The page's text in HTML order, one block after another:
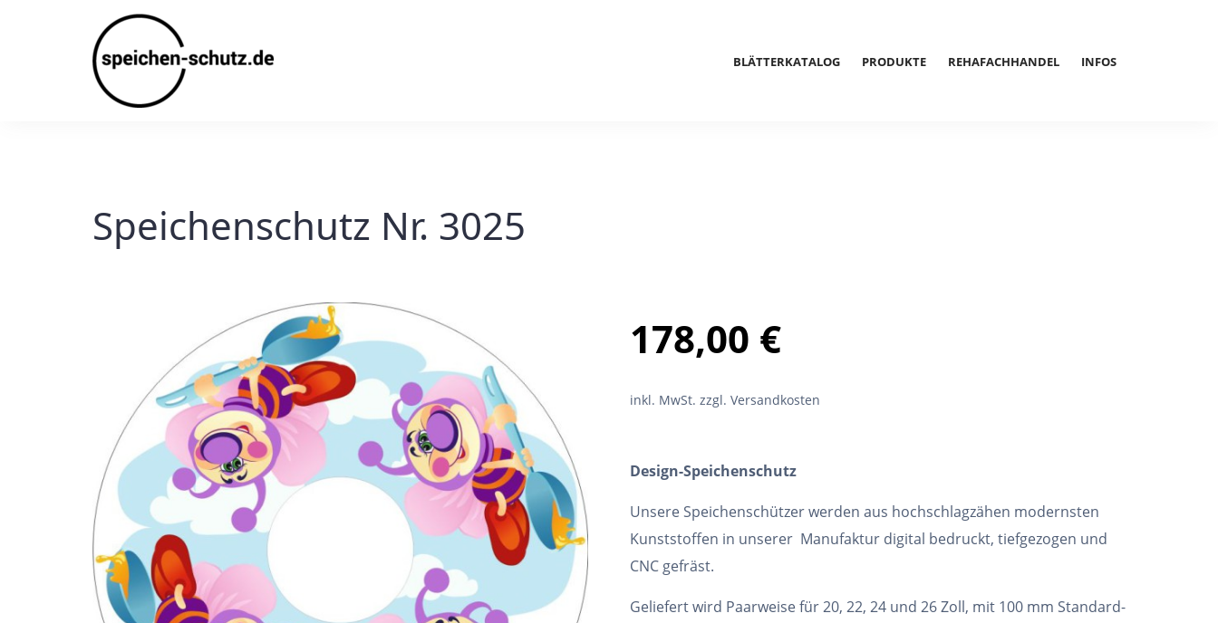
BLÄTTERKATALOG PRODUKTE REHAFACHHANDEL INFOS
Speichenschutz Nr. 3025
178,00 €
inkl. MwSt. zzgl. Versandkosten
Design-Speichenschutz
Unsere Speichenschützer werden aus hochschlagzähen modernsten
Kunststoffen in unserer Manufaktur digital bedruckt, tiefgezogen und
CNC gefräst.
Geliefert wird Paarweise für 20, 22, 24 und 26 Zoll, mit 100 mm Standard-